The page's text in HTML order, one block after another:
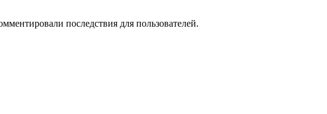
последствия для пользователей.